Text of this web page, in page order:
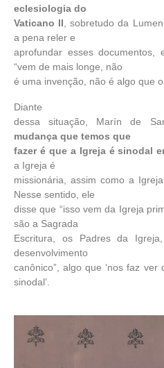
eclesiologia do
Vaticano II , sobretudo da
a pena reler e
aprofundar esses
“vem de mais longe, não
é uma invenção, não é algo que o
Diante
dessa situação, Marín de
mudança que temos que
fazer é que a Igreja é sinodal
a Igreja é
missionária, assim como a
Nesse sentido, ele
disse que “isso vem da Igreja
são a Sagrada
Escritura, os Padres da
desenvolvimento
canônico”, algo que ‘nos faz
sinodal’.